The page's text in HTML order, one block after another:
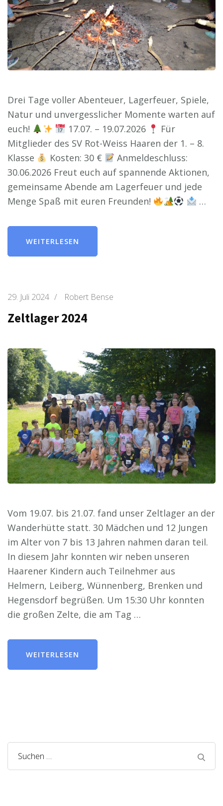
Drei Tage voller Abenteuer, Lagerfeuer, Spiele,
Natur und unvergesslicher Momente warten auf
euch!
17.07. – 19.07.2026
Für
Mitglieder des SV Rot-Weiss Haaren der 1. – 8.
Klasse
Kosten: 30 €
Anmeldeschluss:
30.06.2026 Freut euch auf spannende Aktionen,
gemeinsame Abende am Lagerfeuer und jede
Menge Spaß mit euren Freunden!
…
WEITERLESEN
29. Juli 2024 / Robert Bense
Zeltlager 2024
Vom 19.07. bis 21.07. fand unser Zeltlager an der
Wanderhütte statt. 30 Mädchen und 12 Jungen
im Alter von 7 bis 13 Jahren nahmen daran teil.
In diesem Jahr konnten wir neben unseren
Haarener Kindern auch Teilnehmer aus
Helmern, Leiberg, Wünnenberg, Brenken und
Hegensdorf begrüßen. Um 15:30 Uhr konnten
die großen Zelte, die am Tag …
WEITERLESEN
Suchen
nach: